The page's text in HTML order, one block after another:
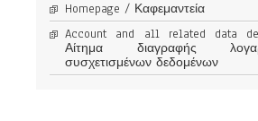
Homepage / Καφεμαντεία
Account and all related data
Αίτημα διαγραφής
συσχετισμένων δεδομένων